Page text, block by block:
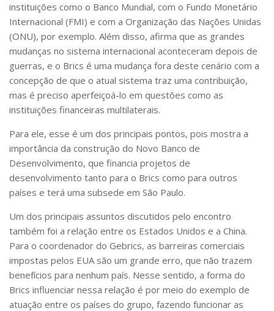
instituições como o Banco Mundial, com o Fundo Monetário
Internacional (FMI) e com a Organização das Nações Unidas
(ONU), por exemplo. Além disso, afirma que as grandes
mudanças no sistema internacional aconteceram depois de
guerras, e o Brics é uma mudança fora deste cenário com a
concepção de que o atual sistema traz uma contribuição,
mas é preciso aperfeiçoá-lo em questões como as
instituições financeiras multilaterais.
Para ele, esse é um dos principais pontos, pois mostra a
importância da construção do Novo Banco de
Desenvolvimento, que financia projetos de
desenvolvimento tanto para o Brics como para outros
países e terá uma subsede em São Paulo.
Um dos principais assuntos discutidos pelo encontro
também foi a relação entre os Estados Unidos e a China.
Para o coordenador do Gebrics, as barreiras comerciais
impostas pelos EUA são um grande erro, que não trazem
benefícios para nenhum país. Nesse sentido, a forma do
Brics influenciar nessa relação é por meio do exemplo de
atuação entre os países do grupo, fazendo funcionar as